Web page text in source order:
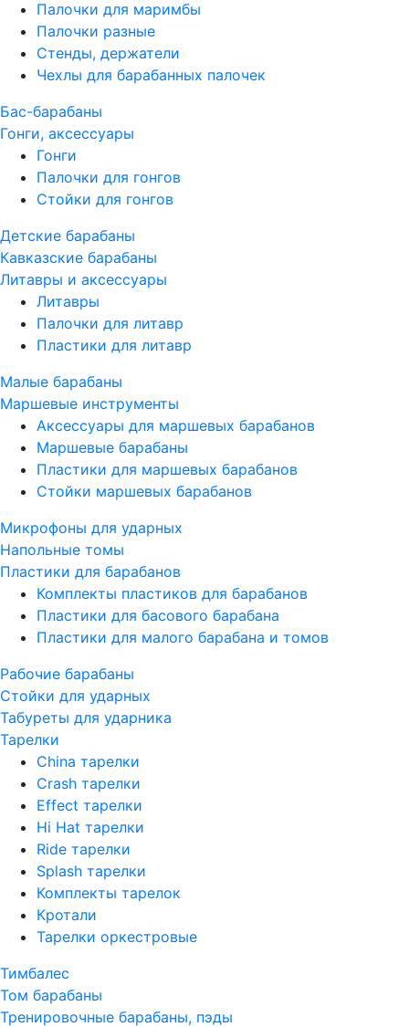
Палочки для маримбы
Палочки разные
Стенды, держатели
Чехлы для барабанных палочек
Бас-барабаны
Гонги, аксессуары
Гонги
Палочки для гонгов
Стойки для гонгов
Детские барабаны
Кавказские барабаны
Литавры и аксессуары
Литавры
Палочки для литавр
Пластики для литавр
Малые барабаны
Маршевые инструменты
Аксессуары для маршевых барабанов
Маршевые барабаны
Пластики для маршевых барабанов
Стойки маршевых барабанов
Микрофоны для ударных
Напольные томы
Пластики для барабанов
Комплекты пластиков для барабанов
Пластики для басового барабана
Пластики для малого барабана и томов
Рабочие барабаны
Стойки для ударных
Табуреты для ударника
Тарелки
China тарелки
Crash тарелки
Effect тарелки
Hi Hat тарелки
Ride тарелки
Splash тарелки
Комплекты тарелок
Кротали
Тарелки оркестровые
Тимбалес
Том барабаны
Тренировочные барабаны, пэды